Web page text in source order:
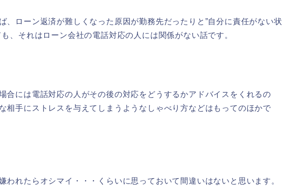
、ローン返済が難しくなった原因が勤務先だったりと”自分に責任がない状
、それはローン会社の電話対応の人には関係がない話です。
合には電話対応の人がその後の対応をどうするかアドバイスをくれるの
相手にストレスを与えてしまうようなしゃべり方などはもってのほかで
われたらオシマイ・・・くらいに思っておいて間違いはないと思います。